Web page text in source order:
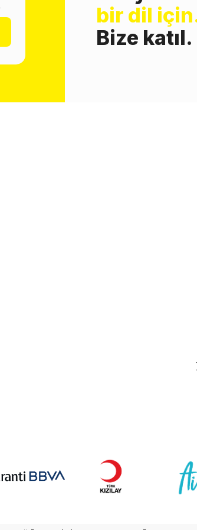
bir dil
Bize katıl.